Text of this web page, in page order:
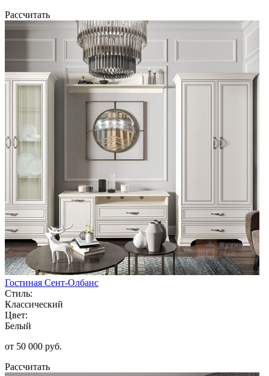
Рассчитать
Гостиная Сент-Олбанс
Стиль:
Классический
Цвет:
Белый
от 50 000 руб.
Рассчитать